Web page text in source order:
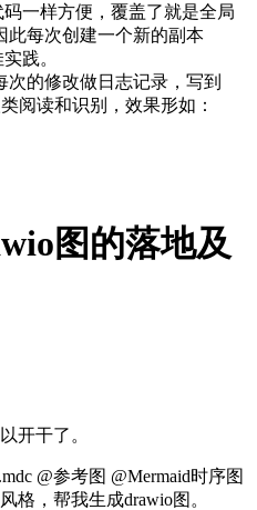
一样方便，覆盖了就是全局
此每次创建一个新的副本
践。
次的修改做日志记录，写到
阅读和识别，效果形如：
图的落地及
开干了。
@参考图 @Mermaid时序图
格，帮我生成drawio图。